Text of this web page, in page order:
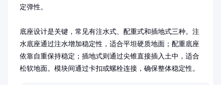
定弹性。
底座设计是关键，常见有注水式、配重式和插地式三种。注
水底座通过注水增加稳定性，适合平坦硬质地面；配重底座
依靠自重保持稳定；插地式则通过尖锥直接插入土中，适合
松软地面。模块间通过卡扣或螺栓连接，确保整体稳定性。